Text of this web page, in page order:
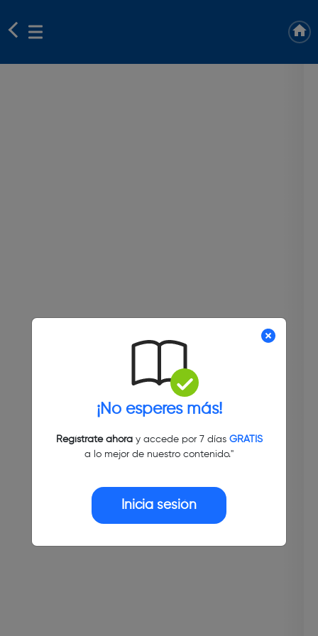
¡No esperes más!
Regístrate ahoray accede por 7 días GRATIS
a lo mejor de nuestro contenido."
Inicia sesión